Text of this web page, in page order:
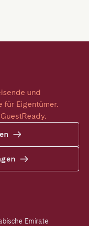
und
für Eigentümer.
Emirate